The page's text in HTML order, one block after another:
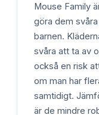
Mouse Family
göra dem
barnen.
svåra att ta av
också en risk
om man har
samtidigt.
är de mindre